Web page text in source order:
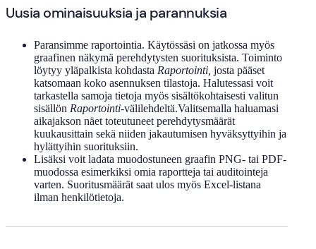
Uusia ominaisuuksia ja parannuksia
Paransimme raportointia. Käytössäsi on jatkossa myös
graafinen näkymä perehdytysten suorituksista. Toiminto
löytyy yläpalkista kohdasta Raportointi, josta pääset
katsomaan koko asennuksen tilastoja. Halutessasi voit
tarkastella samoja tietoja myös sisältökohtaisesti valitun
sisällön Raportointi-välilehdeltä.Valitsemalla haluamasi
aikajakson näet toteutuneet perehdytysmäärät
kuukausittain sekä niiden jakautumisen hyväksyttyihin ja
hylättyihin suorituksiin.
Lisäksi voit ladata muodostuneen graafin PNG- tai PDF-
muodossa esimerkiksi omia raportteja tai auditointeja
varten. Suoritusmäärät saat ulos myös Excel-listana
ilman henkilötietoja.